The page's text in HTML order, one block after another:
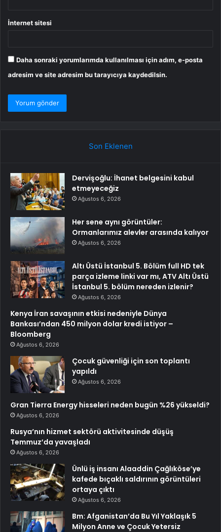
İnternet sitesi
Daha sonraki yorumlarımda kullanılması için adım, e-posta
adresim ve site adresim bu tarayıcıya kaydedilsin.
Son Eklenen
Dervişoğlu: İhanet belgesini kabul
etmeyeceğiz
Ağustos 6, 2026
Her sene aynı görüntüler:
Ormanlarımız alevler arasında kalıyor
Ağustos 6, 2026
Altı Üstü İstanbul 5. Bölüm full HD tek
parça izleme linki var mı, ATV Altı Üstü
İstanbul 5. bölüm nereden izlenir?
Ağustos 6, 2026
Kenya İran savaşının etkisi nedeniyle Dünya
Bankası’ndan 450 milyon dolar kredi istiyor –
Bloomberg
Ağustos 6, 2026
Çocuk güvenliği için son toplantı
yapıldı
Ağustos 6, 2026
Gran Tierra Energy hisseleri neden bugün %26 yükseldi?
Ağustos 6, 2026
Rusya’nın hizmet sektörü aktivitesinde düşüş
Temmuz’da yavaşladı
Ağustos 6, 2026
Ünlü iş insanı Alaaddin Çağlıköse’ye
kafede bıçaklı saldırının görüntüleri
ortaya çıktı
Ağustos 6, 2026
Bm: Afganistan’da Bu Yıl Yaklaşık 5
Milyon Anne ve Çocuk Yetersiz